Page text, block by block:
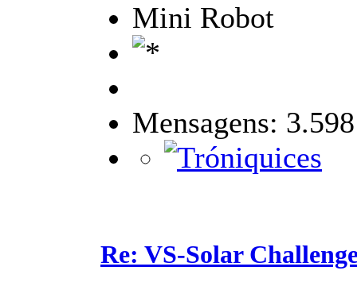
Mini Robot
Mensagens: 3.598
Re: VS-Solar